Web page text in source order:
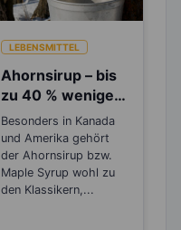
LEBENSMITTEL
Ahornsirup – bis
zu 40 % weniger
Kalorien als
Zucker
Besonders in Kanada
und Amerika gehört
der Ahornsirup bzw.
Maple Syrup wohl zu
den Klassikern,...